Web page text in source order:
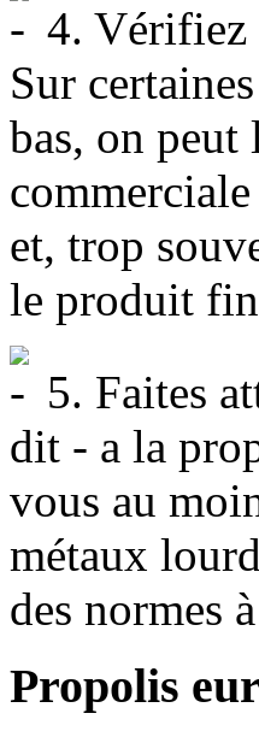
4. Vérifiez
Sur
bas, on
et, trop
le produit
5. Faites
dit - a la
vous au
métaux
des normes
Propolis